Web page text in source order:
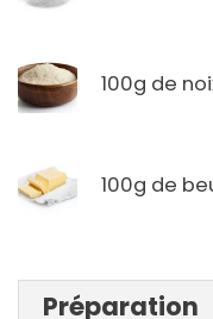
100g de
100g de
Préparation